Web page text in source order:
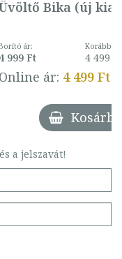
Bika (új
ár:
4 999 Ft
Korábbi
4 499 Ft
Online ár: 4 499 Ft
Kosárba
a jelszavát!